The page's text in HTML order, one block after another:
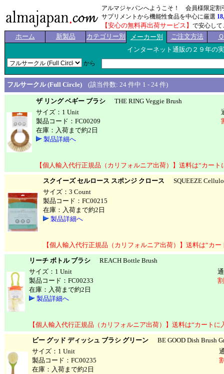
アルマジャパンへようこそ！ 会員様限定割
サプリメントから機能性食品を中心に厳選
【安心の無料再出荷サービス】 で安心し
ホーム 新製品 カテゴリー別 メーカー別 ご注文方法
インターネット通販の２９年の
から
フルサークル (Full Circle) (該当件数: 24 件中 1 - 24 件)
ザ リング ベギー ブラシ THE RING Veggie Brush
サイズ：1 Unit
製品コード：FC00209
在庫：入荷まで約2日
製品詳細へ
【個人輸入代行正規品（カリフォルニア出荷）】送料は“カー
スクイーズ セルロース スポンジ クロース SQUEEZE
サイズ：3 Count
製品コード：FC00215
在庫：入荷まで約2日
製品詳細へ
【個人輸入代行正規品（カリフォルニア出荷）】送料は“カ
リーチ ボトル ブラシ REACH Bottle Brush
サイズ：1 Unit
製品コード：FC00233
在庫：入荷まで約2日
製品詳細へ
【個人輸入代行正規品（カリフォルニア出荷）】送料は“カート
ビー グッド ディッシュ ブラシ グリーン BE GOOD Dish Brush
サイズ：1 Unit
製品コード：FC00235
在庫：入荷まで約2日